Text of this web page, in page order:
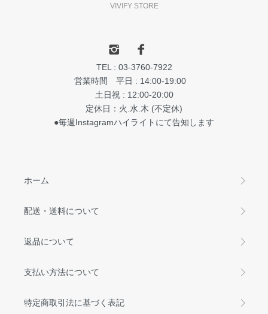
VIVIFY STORE
TEL : 03-3760-7922
営業時間 平日 : 14:00-19:00
土日祝 : 12:00-20:00
定休日：火.水.木 (不定休)
●毎週Instagramハイライトにて告知します
ホーム
配送・送料について
返品について
支払い方法について
特定商取引法に基づく表記